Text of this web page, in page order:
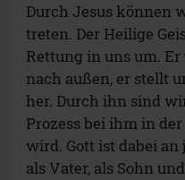
Durch Jesus können
treten. Der Heilige
Rettung in uns um.
nach außen, er stellt
her. Durch ihn sind
Prozess bei ihm in
wird. Gott ist dabei
als Vater, als Sohn